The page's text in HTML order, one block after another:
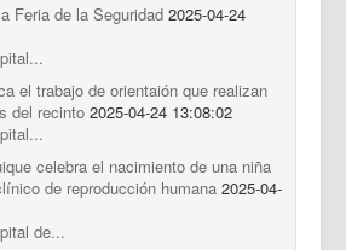
Feria de la Seguridad 2025-04-24
el trabajo de orientaión que realizan
del recinto 2025-04-24 13:08:02
celebra el nacimiento de una niña
de reproducción humana 2025-04-
de...